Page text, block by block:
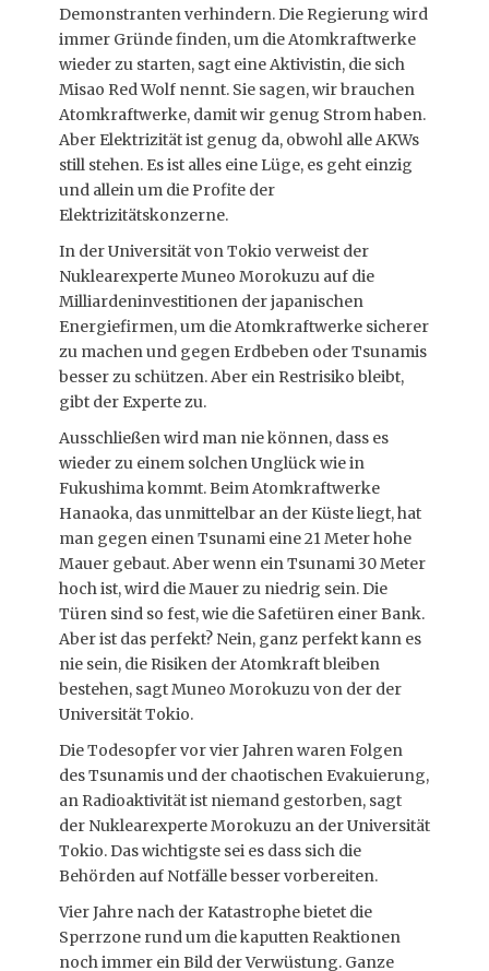
Demonstranten verhindern. Die Regierung wird
immer Gründe finden, um die Atomkraftwerke
wieder zu starten, sagt eine Aktivistin, die sich
Misao Red Wolf nennt. Sie sagen, wir brauchen
Atomkraftwerke, damit wir genug Strom haben.
Aber Elektrizität ist genug da, obwohl alle AKWs
still stehen. Es ist alles eine Lüge, es geht einzig
und allein um die Profite der
Elektrizitätskonzerne.
In der Universität von Tokio verweist der
Nuklearexperte Muneo Morokuzu auf die
Milliardeninvestitionen der japanischen
Energiefirmen, um die Atomkraftwerke sicherer
zu machen und gegen Erdbeben oder Tsunamis
besser zu schützen. Aber ein Restrisiko bleibt,
gibt der Experte zu.
Ausschließen wird man nie können, dass es
wieder zu einem solchen Unglück wie in
Fukushima kommt. Beim Atomkraftwerke
Hanaoka, das unmittelbar an der Küste liegt, hat
man gegen einen Tsunami eine 21 Meter hohe
Mauer gebaut. Aber wenn ein Tsunami 30 Meter
hoch ist, wird die Mauer zu niedrig sein. Die
Türen sind so fest, wie die Safetüren einer Bank.
Aber ist das perfekt? Nein, ganz perfekt kann es
nie sein, die Risiken der Atomkraft bleiben
bestehen, sagt Muneo Morokuzu von der der
Universität Tokio.
Die Todesopfer vor vier Jahren waren Folgen
des Tsunamis und der chaotischen Evakuierung,
an Radioaktivität ist niemand gestorben, sagt
der Nuklearexperte Morokuzu an der Universität
Tokio. Das wichtigste sei es dass sich die
Behörden auf Notfälle besser vorbereiten.
Vier Jahre nach der Katastrophe bietet die
Sperrzone rund um die kaputten Reaktionen
noch immer ein Bild der Verwüstung. Ganze